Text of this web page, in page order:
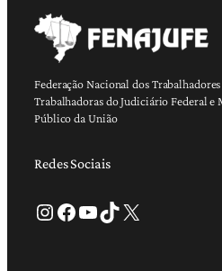
Federação Nacional dos Trabalhadores
Trabalhadoras do Judiciário Federal
Público da União
Redes Sociais
Instagram Facebook Youtube TikTok X